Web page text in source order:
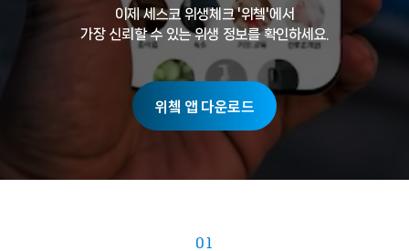
이제 세스코 위생체크 '위쳌'에서
가장 신뢰할 수 있는 위생 정보를 확인하세요.
위쳌 앱 다운로드
01